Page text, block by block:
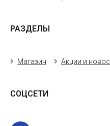
РАЗДЕЛЫ
Магазин Акции и
СОЦСЕТИ